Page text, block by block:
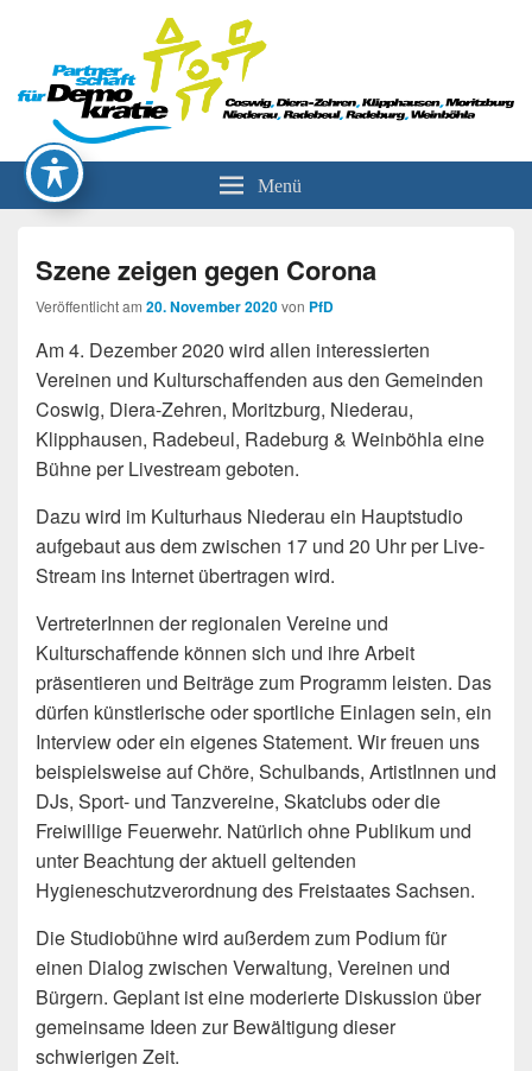
Partnerschaft für Demokratie
Menü
Szene zeigen gegen Corona
Veröffentlicht am 20. November 2020von PfD
Am 4. Dezember 2020 wird allen interessierten
Vereinen und Kulturschaffenden aus den Gemeinden
Coswig, Diera-Zehren, Moritzburg, Niederau,
Klipphausen, Radebeul, Radeburg & Weinböhla eine
Bühne per Livestream geboten.
Dazu wird im Kulturhaus Niederau ein Hauptstudio
aufgebaut aus dem zwischen 17 und 20 Uhr per Live-
Stream ins Internet übertragen wird.
VertreterInnen der regionalen Vereine und
Kulturschaffende können sich und ihre Arbeit
präsentieren und Beiträge zum Programm leisten. Das
dürfen künstlerische oder sportliche Einlagen sein, ein
Interview oder ein eigenes Statement. Wir freuen uns
beispielsweise auf Chöre, Schulbands, ArtistInnen und
DJs, Sport- und Tanzvereine, Skatclubs oder die
Freiwillige Feuerwehr. Natürlich ohne Publikum und
unter Beachtung der aktuell geltenden
Hygieneschutzverordnung des Freistaates Sachsen.
Die Studiobühne wird außerdem zum Podium für
einen Dialog zwischen Verwaltung, Vereinen und
Bürgern. Geplant ist eine moderierte Diskussion über
gemeinsame Ideen zur Bewältigung dieser
schwierigen Zeit.